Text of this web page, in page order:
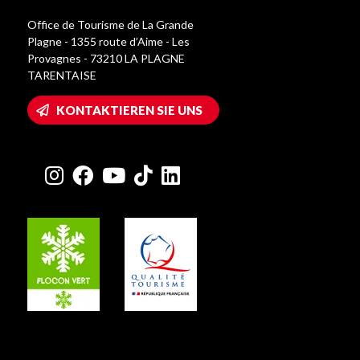
Office de Tourisme de La Grande
Plagne - 1355 route d’Aime - Les
Provagnes - 73210 LA PLAGNE
TARENTAISE
KONTAKTIEREN SIE UNS